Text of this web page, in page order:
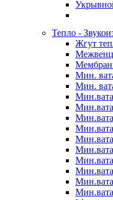
Тепло -
Жгут
Мин.
Мин.